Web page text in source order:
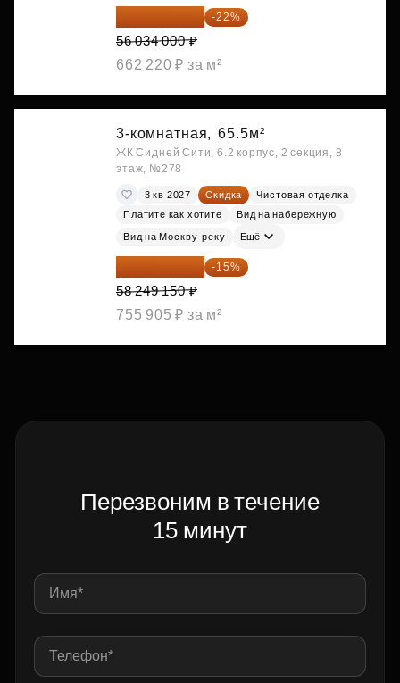
43 706 520 ₽ -22%
56 034 000 ₽
662 220 ₽ за м²
3-комнатная, 65.5м²
ЖК Сидней Сити, 6.2 корпус, 2 секция, 8
этаж, №278
3 кв 2027 Скидка
Чистовая отделка
Платите как хотите
Вид на набережную
Вид на Москву-реку Ещё
49 511 778 ₽ -15%
58 249 150 ₽
755 905 ₽ за м²
Перезвоним в течение
15 минут